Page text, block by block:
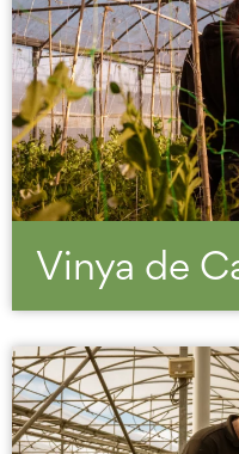
Vinya de